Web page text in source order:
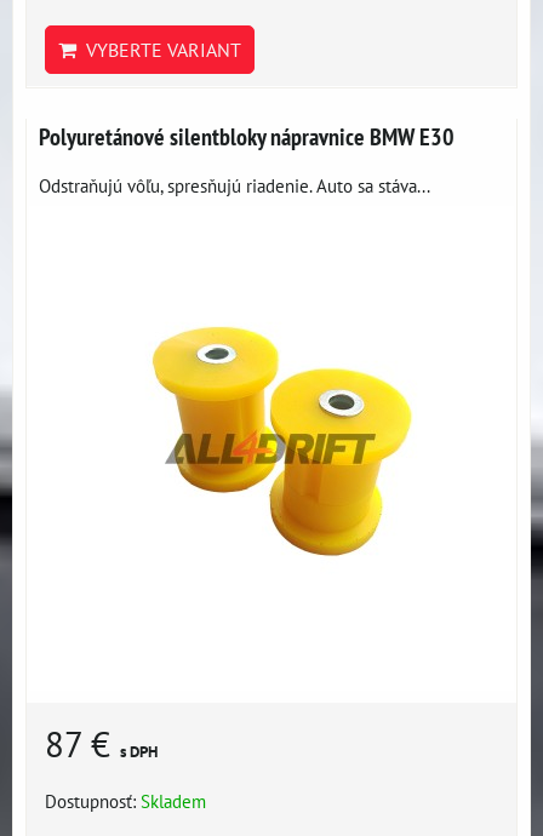
VYBERTE VARIANT
Polyuretánové silentbloky nápravnice BMW E30
Odstraňujú vôľu, spresňujú riadenie. Auto sa stáva...
87 € s DPH
Dostupnosť: Skladem